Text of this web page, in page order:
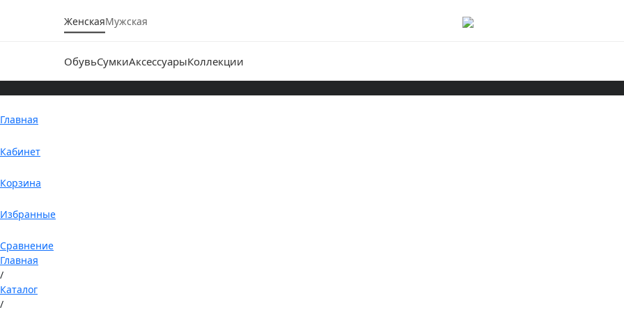
ЖенскаяМужская
ОбувьСумкиАксессуарыКоллекции
Главная
Кабинет
Корзина
Избранные
Сравнение
Главная
/
Каталог
/